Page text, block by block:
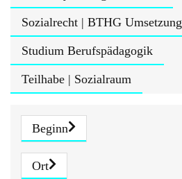
Sozialrecht | BTHG Umsetzung
Studium Berufspädagogik
Teilhabe | Sozialraum
Beginn
Ort